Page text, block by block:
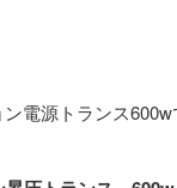
電源トランス